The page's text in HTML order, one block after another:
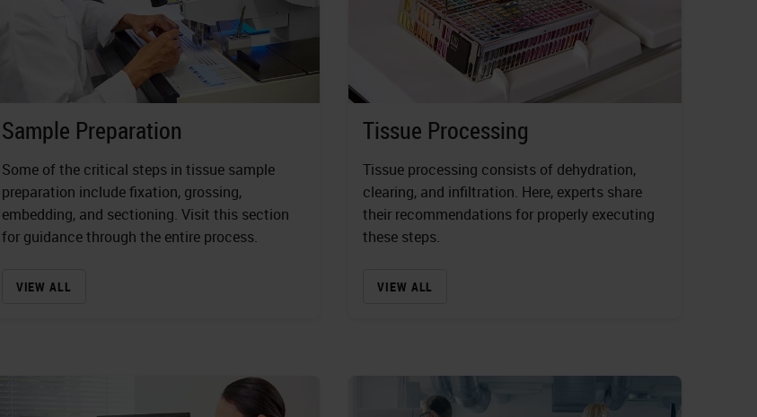
Sample Preparation
Some of the critical steps in tissue sample
preparation include fixation, grossing,
embedding, and sectioning. Visit this section
for guidance through the entire process.
VIEW ALL
Tissue Processing
Tissue processing consists of dehydration,
clearing, and infiltration. Here, experts share
their recommendations for properly executing
these steps.
VIEW ALL